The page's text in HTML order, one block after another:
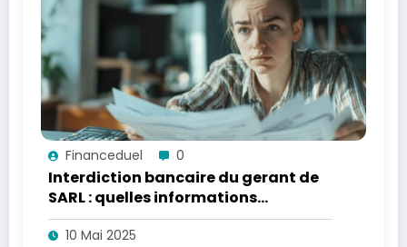
Financeduel 0
Interdiction bancaire du gerant de
SARL : quelles informations
communiquer aux organismes
officiels ?
10 Mai 2025